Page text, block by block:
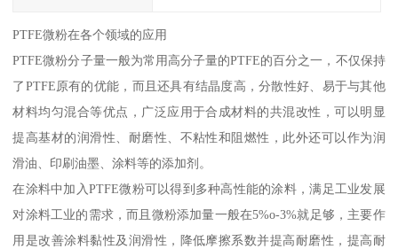
PTFE微粉在各个领域的应用
PTFE微粉分子量一般为常用高分子量的PTFE的百分之一，不仅保持
了PTFE原有的优能，而且还具有结晶度高，分散性好、易于与其他
材料均匀混合等优点，广泛应用于合成材料的共混改性，可以明显
提高基材的润滑性、耐磨性、不粘性和阻燃性，此外还可以作为润
滑油、印刷油墨、涂料等的添加剂。
在涂料中加入PTFE微粉可以得到多种高性能的涂料，满足工业发展
对涂料工业的需求，而且微粉添加量一般在5%o-3%就足够，主要作
用是改善涂料黏性及润滑性，降低摩擦系数并提高耐磨性，提高耐